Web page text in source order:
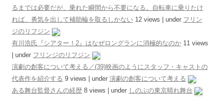
るまでは必要だが、乗れた瞬間から不要になる。自転車に乗りたけ
れば、勇気を出して補助輪を取るしかない 12 views under フリン
ジのリフジン
有川浩氏『シアター！2』はなぜロングランに消極的なのか 11 views
under フリンジのリフジン
演劇の創客について考える／(39)映画のようにスタッフ・キャストの
代表作を紹介する 9 views under 演劇の創客について考える
ある舞台監督さんの経歴 8 views under しのぶの東京晴れ舞台